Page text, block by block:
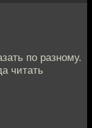
по разному.
читать